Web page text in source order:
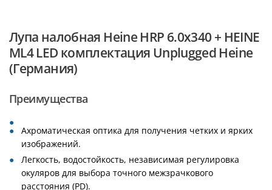
Лупа налобная Heine HRP 6.0x340 + HEINE
ML4 LED комплектация Unplugged Heine
(Германия)
Преимущества
Ахроматическая оптика для получения четких и ярких
изображений.
Легкость, водостойкость, независимая регулировка
окуляров для выбора точного межзрачкового
расстояния (PD).